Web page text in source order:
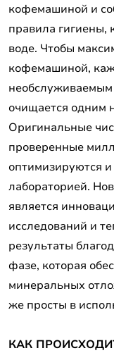
кофемашиной и
правила гигиены,
воде. Чтобы
кофемашиной,
очищается одним
Оригинальные
проверенные
оптимизируются
лабораторией.
является
исследований и
результаты
фазе, которая
минеральных
же просты в
КАК